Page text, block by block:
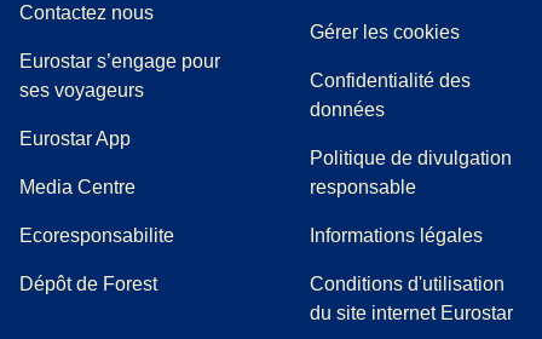
Contactez nous
Eurostar s’engage pour
ses voyageurs
Eurostar App
Media Centre( Ouvre un nouvel onglet)
Ecoresponsabilite
Dépôt de Forest
Gérer les cookies
Confidentialité des
données
Politique de divulgation
responsable
Informations légales
Conditions d'utilisation
du site internet Eurostar